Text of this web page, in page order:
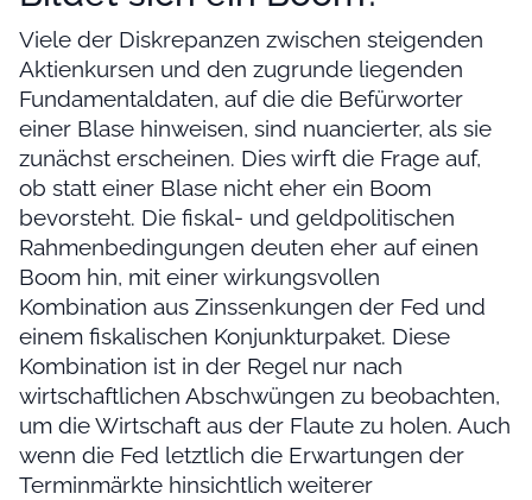
Viele der Diskrepanzen zwischen steigenden
Aktienkursen und den zugrunde liegenden
Fundamentaldaten, auf die die Befürworter
einer Blase hinweisen, sind nuancierter, als sie
zunächst erscheinen. Dies wirft die Frage auf,
ob statt einer Blase nicht eher ein Boom
bevorsteht. Die fiskal- und geldpolitischen
Rahmenbedingungen deuten eher auf einen
Boom hin, mit einer wirkungsvollen
Kombination aus Zinssenkungen der Fed und
einem fiskalischen Konjunkturpaket. Diese
Kombination ist in der Regel nur nach
wirtschaftlichen Abschwüngen zu beobachten,
um die Wirtschaft aus der Flaute zu holen. Auch
wenn die Fed letztlich die Erwartungen der
Terminmärkte hinsichtlich weiterer